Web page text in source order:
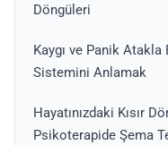
Döngüleri
Kaygı ve Panik
Sistemini Anlamak
Hayatınızdaki Kısır
Psikoterapide Şema